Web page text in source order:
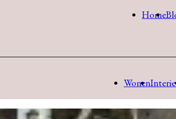
Home
Wonen